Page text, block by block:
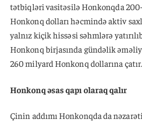
tətbiqləri vasitəsilə Honkonqda
Honkonq dolları həcmində aktiv
yalnız kiçik hissəsi səhmlərə
Honkonq birjasında gündəlik
260 milyard Honkonq dollarına çatır.
Honkonq əsas qapı olaraq qalır
Çinin addımı Honkonqda da